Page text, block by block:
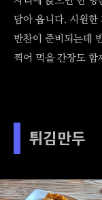
담아 옵니다. 시원한
반찬이 준비되는데
찍어 먹을 간장도 함
튀김만두